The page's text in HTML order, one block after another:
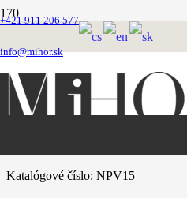
+421 911 206 577
info@mihor.sk
Domovská stránka
Postroj nylonový
Ružový
Katalógové číslo: NPV15